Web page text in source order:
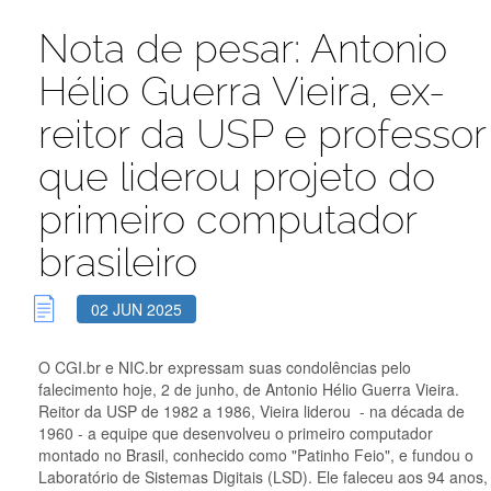
Nota de pesar: Antonio
Hélio Guerra Vieira, ex-
reitor da USP e professor
que liderou projeto do
primeiro computador
brasileiro
02 JUN 2025
O CGI.br e NIC.br expressam suas condolências pelo
falecimento hoje, 2 de junho, de Antonio Hélio Guerra Vieira.
Reitor da USP de 1982 a 1986, Vieira liderou - na década de
1960 - a equipe que desenvolveu o primeiro computador
montado no Brasil, conhecido como "Patinho Feio", e fundou o
Laboratório de Sistemas Digitais (LSD). Ele faleceu aos 94 anos,